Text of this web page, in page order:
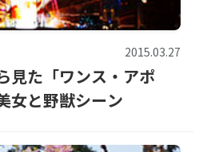
2015.03.27
見た「ワンス・アポ
女と野獣シーン